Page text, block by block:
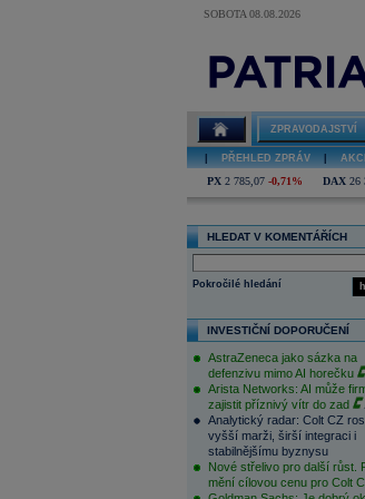
SOBOTA 08.08.2026
ZPRAVODAJSTVÍ
PŘEHLED ZPRÁV
PX 2 785,07 -0,71% DAX 26
HLEDAT V KOMENTÁŘÍCH
Pokročilé hledání
INVESTIČNÍ DOPORUČENÍ
AstraZeneca jako sázka na
defenzivu mimo AI horečku
Arista Networks: AI může
zajistit příznivý vítr do zad
Analytický radar: Colt CZ
vyšší marži, širší integraci i
stabilnějšímu byznysu
Nové střelivo pro další růst.
mění cílovou cenu pro Colt